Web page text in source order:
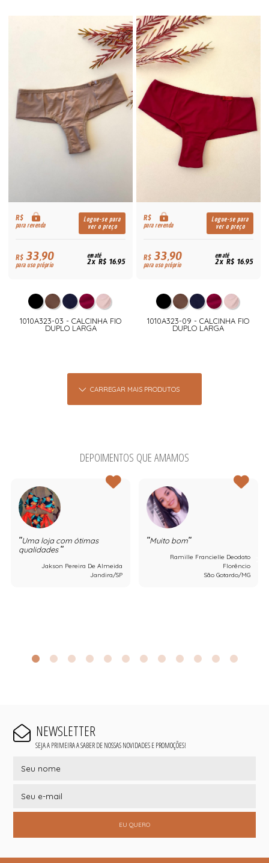
R$
para revenda
Logue-se para
ver o preço
R$33,90
para uso próprio
em até
2x R$ 16,95
1010A323-03 - CALCINHA FIO
DUPLO LARGA
R$
para revenda
Logue-se para
ver o preço
R$33,90
para uso próprio
em até
2x R$ 16,95
1010A323-09 - CALCINHA FIO
DUPLO LARGA
CARREGAR MAIS PRODUTOS
DEPOIMENTOS QUE AMAMOS
Uma loja com ótimas
qualidades
Jakson Pereira De Almeida
Jandira/SP
Muito bom
Ramille Francielle Deodato
Florêncio
São Gotardo/MG
NEWSLETTER
SEJA A PRIMEIRA A SABER DE NOSSAS NOVIDADES E PROMOÇÕES!
EU QUERO